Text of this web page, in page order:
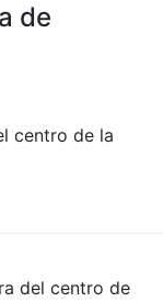
de
centro de la
del centro de